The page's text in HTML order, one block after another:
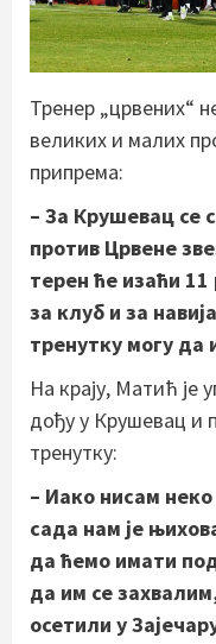
Тренер „црвених“
великих и малих
припрема:
– За Крушевац се
против Црвене
терен ће изаћи 11
за клуб и за
тренутку могу да
На крају, Матић је
дођу у Крушевац и
тренутку:
– Иако нисам
сада нам је
да ћемо имати
да им се
осетили у